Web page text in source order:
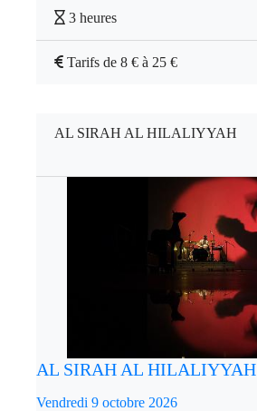
3 heures
Tarifs de 8 € à 25 €
AL SIRAH AL HILALIYYAH
AL SIRAH AL HILALIYYAH
Vendredi 9 octobre 2026